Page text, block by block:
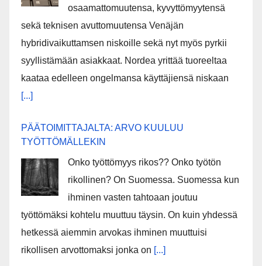
osaamattomuutensa, kyvyttömyytensä
sekä teknisen avuttomuutensa Venäjän
hybridivaikuttamsen niskoille sekä nyt myös pyrkii
syyllistämään asiakkaat. Nordea yrittää tuoreeltaa
kaataa edelleen ongelmansa käyttäjiensä niskaan
[...]
PÄÄTOIMITTAJALTA: ARVO KUULUU
TYÖTTÖMÄLLEKIN
Onko työttömyys rikos?? Onko työtön
rikollinen? On Suomessa. Suomessa kun
ihminen vasten tahtoaan joutuu
työttömäksi kohtelu muuttuu täysin. On kuin yhdessä
hetkessä aiemmin arvokas ihminen muuttuisi
rikollisen arvottomaksi jonka on [...]